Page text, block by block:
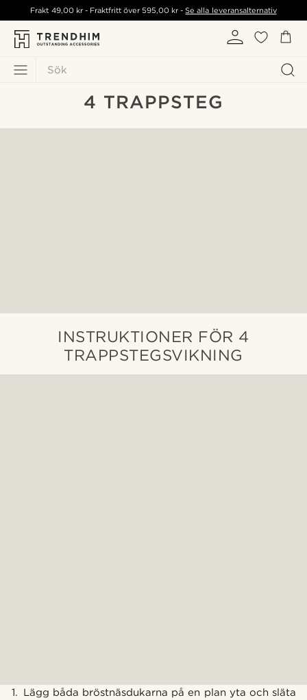
Sök
Frakt 49,00 kr- Fraktfritt över595,00 kr -Se alla leveransalternativ
4 TRAPPSTEG
INSTRUKTIONER FÖR 4
TRAPPSTEGSVIKNING
Lägg båda bröstnäsdukarna på en plan yta och släta